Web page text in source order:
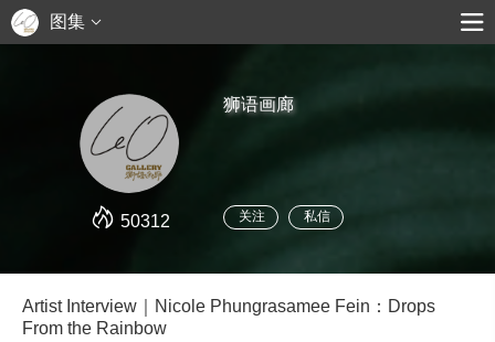
图集
50312
狮语画廊
关注 私信
Artist Interview｜Nicole Phungrasamee Fein：Drops
From the Rainbow